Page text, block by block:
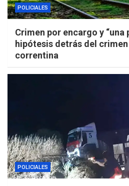
POLICIALES
Crimen por encargo y “una
hipótesis detrás del
correntina
POLICIALES